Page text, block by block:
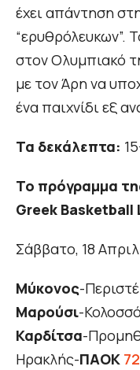
έχει απάντηση
“ερυθρόλευκων”.
στον Ολυμπιακό
με τον Άρη να
ένα παιχνίδι εξ
Τα δεκάλεπτα:
Το πρόγραμμα
Greek Basketball
Σάββατο, 18
Μύκονος-
Μαρούσι-
Καρδίτσα-
Ηρακλής-ΠΑΟΚ